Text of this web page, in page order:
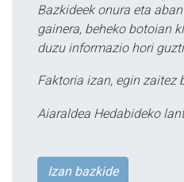
Bazkideek onura eta
gainera, beheko botoian
duzu informazio hori
Faktoria izan, egin zaitez
Aiaraldea Hedabideko
Izan bazkide